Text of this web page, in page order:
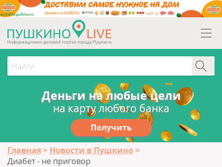
erid:2Vtzqw6Vsmm
Деньги на любые цели
на карту любого банка
Получить
Главная
Новости в Пушкино
Диабет - не приговор